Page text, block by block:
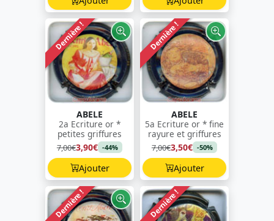
Dernière !
ABELE
2a Ecriture or *
petites griffures
7,00€3,90€ -44%
Ajouter
Dernière !
ABELE
5a Ecriture or * fine
rayure et griffures
7,00€3,50€ -50%
Ajouter
Dernière ! Dernière !